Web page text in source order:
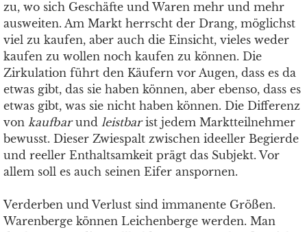
zu, wo sich Geschäfte und Waren mehr und mehr
ausweiten. Am Markt herrscht der Drang, möglichst
viel zu kaufen, aber auch die Einsicht, vieles weder
kaufen zu wollen noch kaufen zu können. Die
Zirkulation führt den Käufern vor Augen, dass es da
etwas gibt, das sie haben können, aber ebenso, dass es
etwas gibt, was sie nicht haben können. Die Differenz
von kaufbarund leistbarist jedem Marktteilnehmer
bewusst. Dieser Zwiespalt zwischen ideeller Begierde
und reeller Enthaltsamkeit prägt das Subjekt. Vor
allem soll es auch seinen Eifer anspornen.
Verderben und Verlust sind immanente Größen.
Warenberge können Leichenberge werden. Man